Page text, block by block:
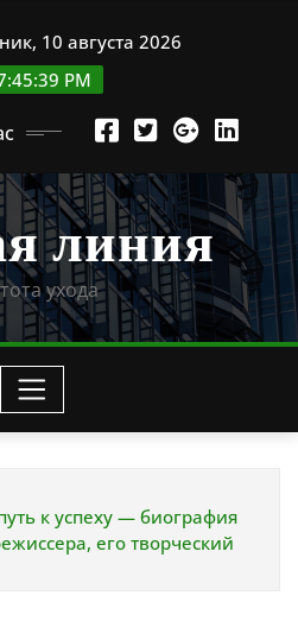
10 августа 2026
PM
линия
ухода
к успеху — биография
его творческий